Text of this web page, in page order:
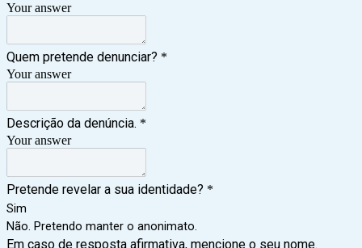
Your answer
Quem pretende denunciar? *
Your answer
Descrição da denúncia. *
Your answer
Pretende revelar a sua identidade? *
Sim
Não. Pretendo manter o anonimato.
Em caso de resposta afirmativa, mencione o seu nome.